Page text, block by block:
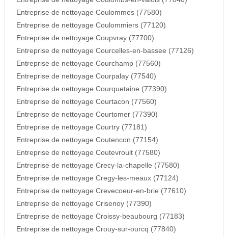
Entreprise de nettoyage Coulommes (77580)
Entreprise de nettoyage Coulommiers (77120)
Entreprise de nettoyage Coupvray (77700)
Entreprise de nettoyage Courcelles-en-bassee (77126)
Entreprise de nettoyage Courchamp (77560)
Entreprise de nettoyage Courpalay (77540)
Entreprise de nettoyage Courquetaine (77390)
Entreprise de nettoyage Courtacon (77560)
Entreprise de nettoyage Courtomer (77390)
Entreprise de nettoyage Courtry (77181)
Entreprise de nettoyage Coutencon (77154)
Entreprise de nettoyage Coutevroult (77580)
Entreprise de nettoyage Crecy-la-chapelle (77580)
Entreprise de nettoyage Cregy-les-meaux (77124)
Entreprise de nettoyage Crevecoeur-en-brie (77610)
Entreprise de nettoyage Crisenoy (77390)
Entreprise de nettoyage Croissy-beaubourg (77183)
Entreprise de nettoyage Crouy-sur-ourcq (77840)